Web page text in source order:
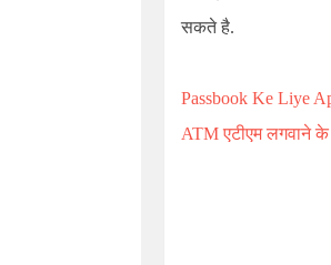
सकते है.
Passbook Ke Liye
ATM एटीएम लगवाने